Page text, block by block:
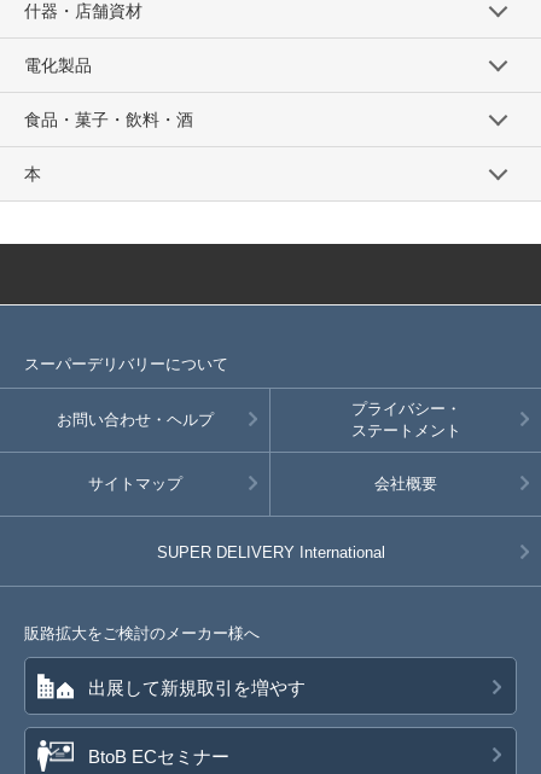
什器・店舗資材
電化製品
食品・菓子・飲料・酒
本
スーパーデリバリーについて
お問い合わせ・ヘルプ
プライバシー・
ステートメント
サイトマップ 会社概要
SUPER DELIVERY International
販路拡大をご検討のメーカー様へ
出展して新規取引を増やす
BtoB ECセミナー